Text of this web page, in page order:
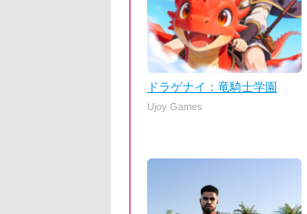
ドラゲナイ：竜騎士学園
Ujoy Games